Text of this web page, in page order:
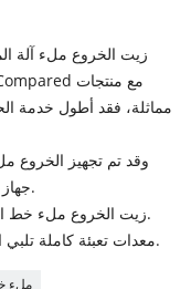
زيت الخروع ملء آلة
مماثلة، فقد أطول خدمة
وقد تم تجهيز الخروع
جهاز المتشابكة، آلة ملء يحتاج فقط 1-2 المشغلين.
زيت الخروع ملء خط التقنيات المستخدمة هي اليوم في قادة الصناعة.
معدات تعبئة كاملة تلبي احتياجات الإنتاج، من دون طيار والإنتاج الشامل.
ملء